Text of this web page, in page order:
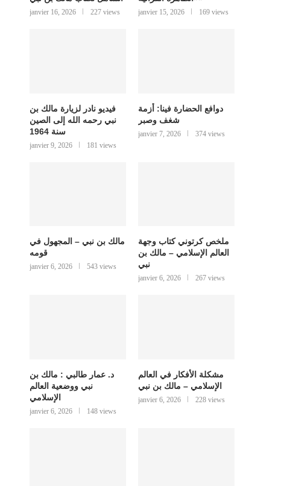
janvier 16, 2026 227 views janvier 15, 2026 169 views
فيديو نادر لزيارة مالك بن
نبي رحمه الله إلى الصين
سنة 1964
janvier 9, 2026 181 views
دوافع الحضارة فينا: أزمة
شغف وصبر
janvier 7, 2026 374 views
مالك بن نبي – المجهول في
قومه
janvier 6, 2026 543 views
ملخص كرتوني كتاب وجهة
العالم الإسلامي – مالك بن
نبي
janvier 6, 2026 267 views
د. عمار طالبي : مالك بن
نبي ووضعية العالم
الإسلامي
janvier 6, 2026 148 views
مشكلة الأفكار في العالم
الإسلامي – مالك بن نبي
janvier 6, 2026 228 views